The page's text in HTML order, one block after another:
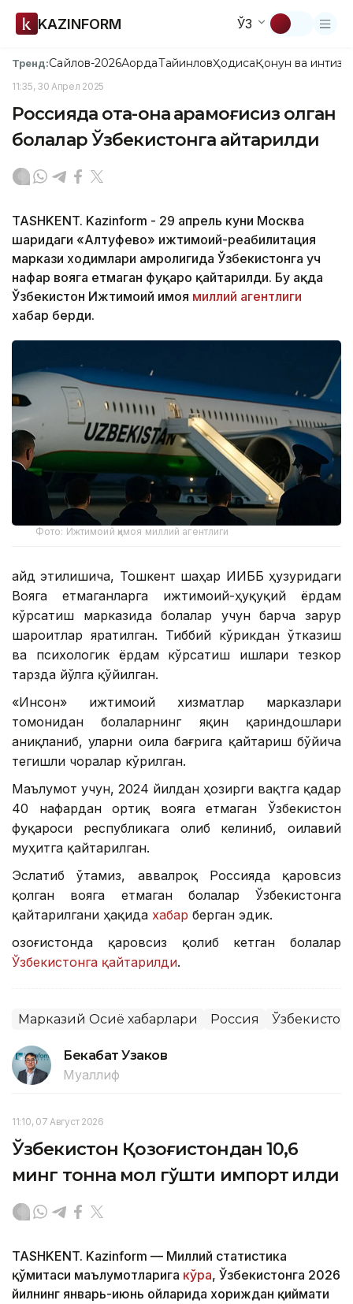
KAZINFORM ЎЗ
Тренд:Сайлов-2026АқордаТайинловҲодисаҚонун ва
11:35, 30 Апрел 2025
Россияда ота-она қарамоғисиз қолган
болалар Ўзбекистонга қайтарилди
TASHKENT. Kazinform - 29 апрель куни Москва
шаҳридаги «Алтуфево» ижтимоий-реабилитация
маркази ходимлари ҳамроҳлигида Ўзбекистонга уч
нафар вояга етмаган фуқаро қайтарилди. Бу ҳақда
Ўзбекистон Ижтимоий ҳимоя миллий агентлиги
хабар берди.
Фото: Ижтимоий ҳимоя миллий агентлиги
Қайд этилишича, Тошкент шаҳар ИИББ ҳузуридаги
Вояга етмаганларга ижтимоий-ҳуқуқий ёрдам
кўрсатиш марказида болалар учун барча зарур
шароитлар яратилган. Тиббий кўрикдан ўтказиш
ва психологик ёрдам кўрсатиш ишлари тезкор
тарзда йўлга қўйилган.
«Инсон» ижтимоий хизматлар марказлари
томонидан болаларнинг яқин қариндошлари
аниқланиб, уларни оила бағрига қайтариш бўйича
тегишли чоралар кўрилган.
Маълумот учун, 2024 йилдан ҳозирги вақтга қадар
40 нафардан ортиқ вояга етмаган Ўзбекистон
фуқароси республикага олиб келиниб, оилавий
муҳитга қайтарилган.
Эслатиб ўтамиз, аввалроқ Россияда қаровсиз
қолган вояга етмаган болалар Ўзбекистонга
қайтарилгани ҳақида хабар берган эдик.
Қозоғистонда қаровсиз қолиб кетган болалар
Ўзбекистонга қайтарилди.
Марказий Осиё хабарлари Россия Ўзбекистон
Бекабат Узаков
Муаллиф
11:10, 07 Август 2026
Ўзбекистон Қозоғистондан 10,6
минг тонна мол гўшти импорт қилди
TASHKENT. Kazinform — Миллий статистика
қўмитаси маълумотларига кўра, Ўзбекистонга 2026
йилнинг январь-июнь ойларида хориждан қиймати